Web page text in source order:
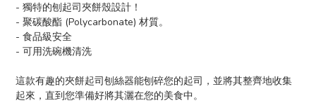
- 獨特的刨起司夾餅殼設計！
- 聚碳酸酯 (Polycarbonate) 材質。
- 食品級安全
- 可用洗碗機清洗
這款有趣的夾餅起司刨絲器能刨碎您的起司，並將其整齊地收集
起來，直到您準備好將其灑在您的美食中。